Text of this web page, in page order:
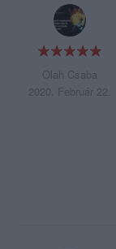
Olah Csaba
2020. Február 22.